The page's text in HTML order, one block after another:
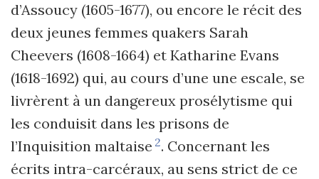
d’Assoucy (1605-1677), ou encore le récit des
deux jeunes femmes quakers Sarah
Cheevers (1608-1664) et Katharine Evans
(1618-1692) qui, au cours d’une une escale, se
livrèrent à un dangereux prosélytisme qui
les conduisit dans les prisons de
l’Inquisition maltaise 2. Concernant les
écrits intra-carcéraux, au sens strict de ce